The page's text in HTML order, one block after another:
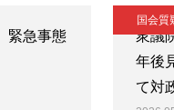
緊急事態
国会質
衆議
年後
て対